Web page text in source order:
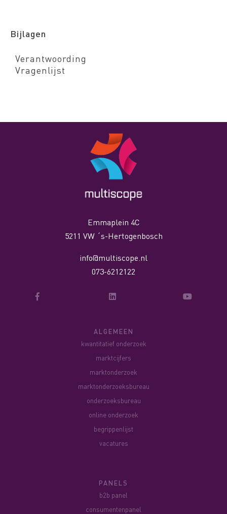
Bijlagen
Verantwoording
Vragenlijst
Emmaplein 4C
5211 VW ´s-Hertogenbosch
info@multiscope.nl
073-6212122
ALGEMEEN
kwantitatief onderzoek
marktcijfers
marktonderzoek
marktonderzoeksbureau
onderzoeksbureau
online onderzoek
begrippenlijst
vacatures
PANELS
b2b panel
consumentenpanel